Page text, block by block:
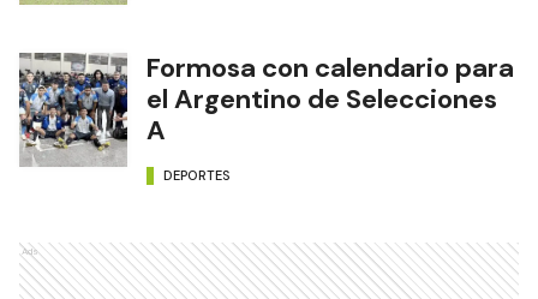
Formosa con calendario para
el Argentino de Selecciones
A
DEPORTES
Ads